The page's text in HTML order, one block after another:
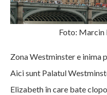
Foto: Marcin
Zona Westminster e inima
Aici sunt Palatul
Elizabeth în care bate